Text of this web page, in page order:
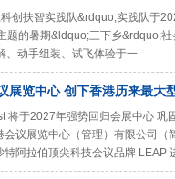
创扶智实践队&rdquo;实践队于
的暑期&ldquo;三下乡&rdquo;
、动手组装、试飞体验于一
展览中心 创下香港历来最大
将于2027年强势回归会展中心
议展览中心（管理）有限公司（
阿拉伯顶尖科技会议品牌 LEAP